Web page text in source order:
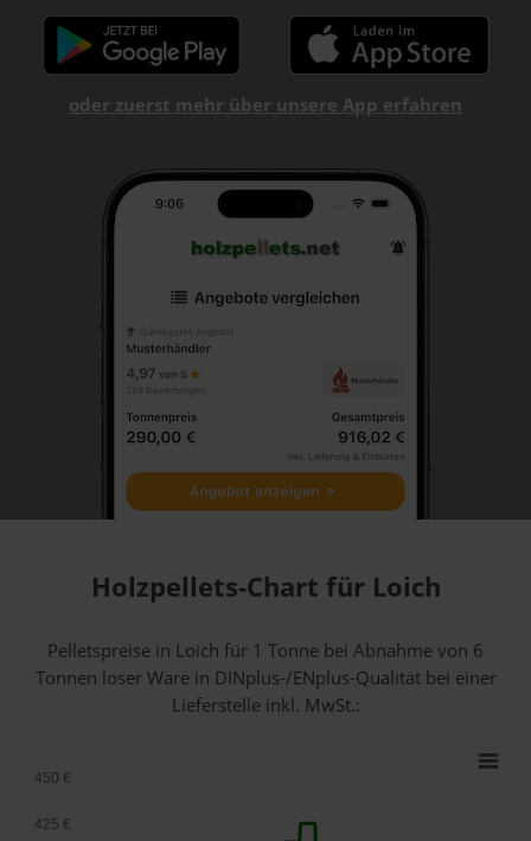
oder zuerst mehr über unsere App erfahren
Holzpellets-Chart für Loich
Pelletspreise in Loich für 1 Tonne bei Abnahmevon 6
Tonnen loser Warein DINplus-/ENplus-Qualität bei einer
Lieferstelle inkl. MwSt.:
425 €
450 €